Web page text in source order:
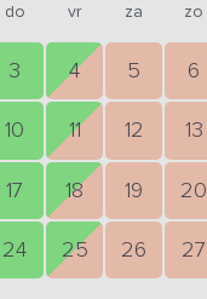
do vr za zo
3 4 5 6
10 11 12 13
17 18 19 20
24 25 26 27